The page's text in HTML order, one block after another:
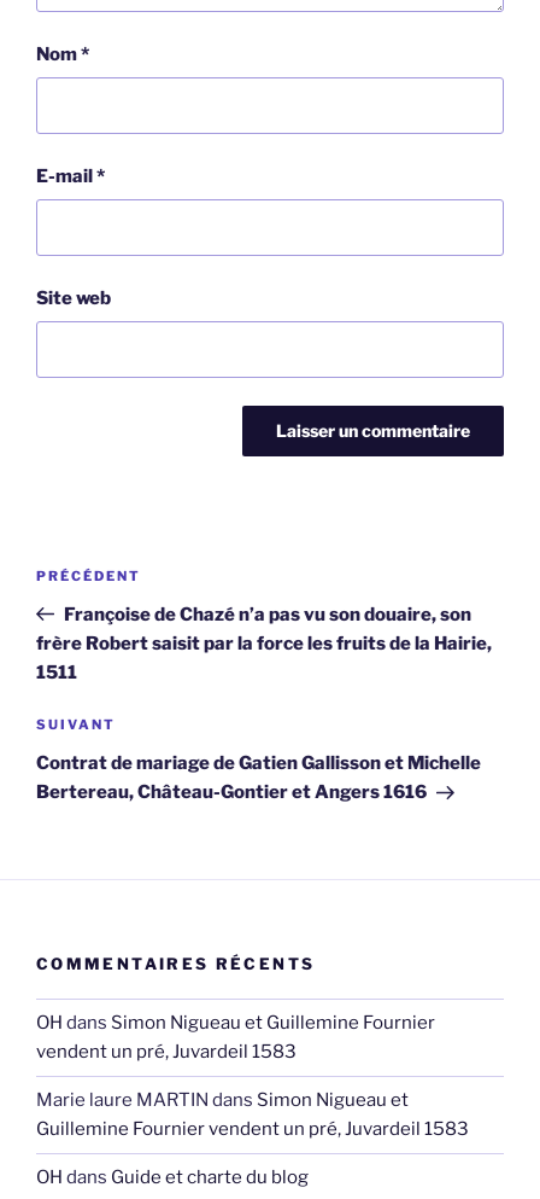
Nom*
E-mail*
Site web
Navigation
l’article
Article
précédent
PRÉCÉDENT
Françoise de Chazé n’a pas vu son douaire, son
frère Robert saisit par la force les fruits de la Hairie,
1511
Article
suivant
SUIVANT
Contrat de mariage de Gatien Gallisson et Michelle
Bertereau, Château-Gontier et Angers 1616
COMMENTAIRES RÉCENTS
OH dans Simon Nigueau et Guillemine Fournier
vendent un pré, Juvardeil 1583
Marie laure MARTIN dans Simon Nigueau et
Guillemine Fournier vendent un pré, Juvardeil 1583
OH dans Guide et charte du blog